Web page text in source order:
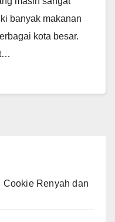
banyak makanan
kota besar.
Renyah dan